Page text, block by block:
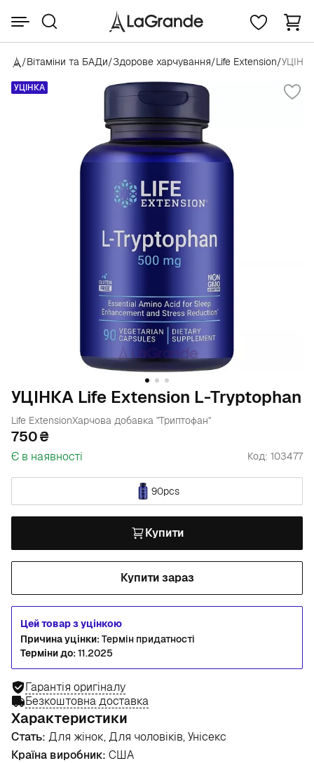
/Вітаміни та БАДи/Здорове харчування/Life Extension/
УЦІНКА
УЦІНКА Life Extension L-Tryptophan
Life ExtensionХарчова добавка "Триптофан"
750
Є в наявності Код: 103477
90pcs
Купити
Купити зараз
Цей товар з уцінкою
Причина уцінки:Термін придатності
Терміни до:11.2025
Гарантія оригіналу
Безкоштовна доставка
Характеристики
Стать: Для жінок, Для чоловіків, Унісекс
Країна виробник: США